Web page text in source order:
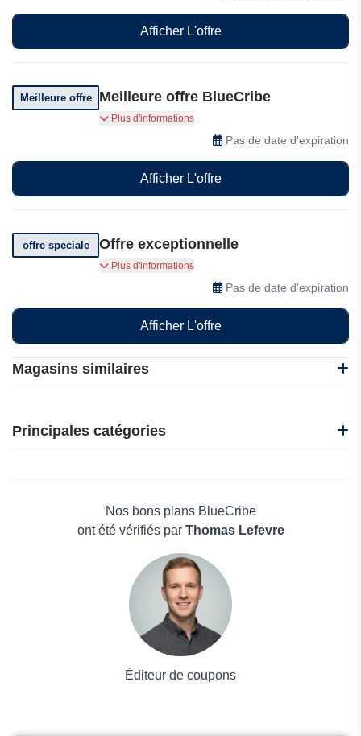
Magasins similaires
B&B Hotels
CamperDays
Ebookers
Principales catégories
Maison & Jardin
Boissons
Nos bons plans BlueCribe
ont été vérifiés par Thomas Lefevre
Éditeur de coupons
Afficher L'offre
Meilleure offre Meilleure offre BlueCribe
Profitez d’offres exceptionnelles chez BlueCribe !
Plus d'informations
Pas de date d'expiration
Afficher L'offre
offre speciale Offre exceptionnelle
Vivez une expérience inoubliable
Plus d'informations
Pas de date d'expiration
Afficher L'offre